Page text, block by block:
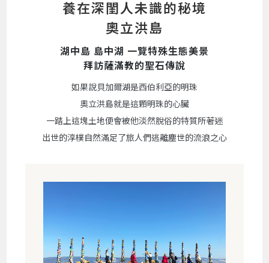
養在深閨人未識的秘境
奧立洪島
湖中島 島中湖 一覽特殊生態美景
拜訪薩滿教的聖石傳說
如果說貝加爾湖是西伯利亞的明珠
奧立洪島就是這顆明珠的心臟
一踏上這塊土地便會被他淡然脫俗的特質所著迷
出世的淳樸自然滿足了旅人們逃離塵世的流浪之心